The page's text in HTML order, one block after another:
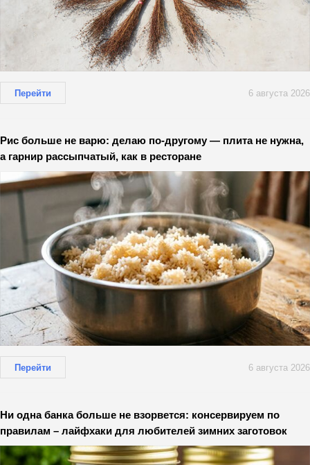
Перейти 6 августа 2026
Рис больше не варю: делаю по-другому — плита не нужна,
а гарнир рассыпчатый, как в ресторане
Перейти 6 августа 2026
Ни одна банка больше не взорвется: консервируем по
правилам – лайфхаки для любителей зимних заготовок